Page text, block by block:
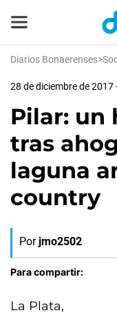
Diarios Bonaerenses>
28 de diciembre de 2017
Pilar: un
tras
laguna
country
Por jmo2502
Para compartir:
La Plata,